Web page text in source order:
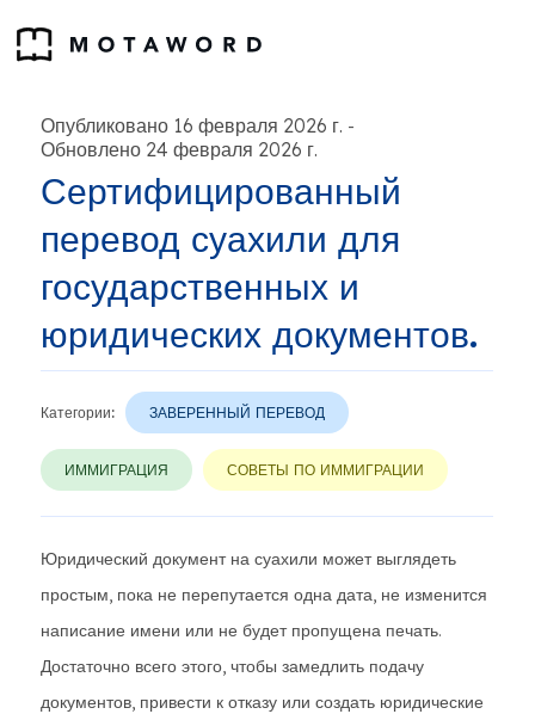
Опубликовано 16 февраля 2026 г. -
Обновлено 24 февраля 2026 г.
Сертифицированный
перевод суахили для
государственных и
юридических документов.
Категории: ЗАВЕРЕННЫЙ ПЕРЕВОД
ИММИГРАЦИЯ СОВЕТЫ ПО ИММИГРАЦИИ
Юридический документ на суахили может выглядеть
простым, пока не перепутается одна дата, не изменится
написание имени или не будет пропущена печать.
Достаточно всего этого, чтобы замедлить подачу
документов, привести к отказу или создать юридические